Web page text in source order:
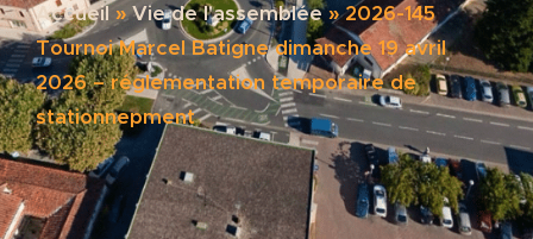
Accueil »Vie de l'assemblée»2026-145
Tournoi Marcel Batigne dimanche 19 avril
2026 – réglementation temporaire de
stationnepment